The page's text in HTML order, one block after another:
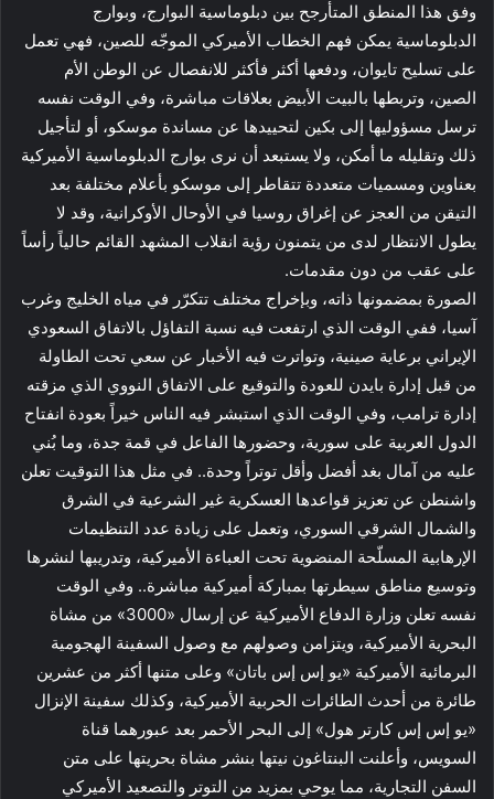
وفق هذا المنطق المتأرجح بين دبلوماسية البوارج، وبوارج
الدبلوماسية يمكن فهم الخطاب الأميركي الموجّه للصين، فهي تعمل
على تسليح تايوان، ودفعها أكثر فأكثر للانفصال عن الوطن الأم
الصين، وتربطها بالبيت الأبيض بعلاقات مباشرة، وفي الوقت نفسه
ترسل مسؤوليها إلى بكين لتحييدها عن مساندة موسكو، أو لتأجيل
ذلك وتقليله ما أمكن، ولا يستبعد أن نرى بوارج الدبلوماسية الأميركية
بعناوين ومسميات متعددة تتقاطر إلى موسكو بأعلام مختلفة بعد
التيقن من العجز عن إغراق روسيا في الأوحال الأوكرانية، وقد لا
يطول الانتظار لدى من يتمنون رؤية انقلاب المشهد القائم حالياً رأساً
على عقب من دون مقدمات.
الصورة بمضمونها ذاته، وبإخراج مختلف تتكرّر في مياه الخليج وغرب
آسيا، ففي الوقت الذي ارتفعت فيه نسبة التفاؤل بالاتفاق السعودي
الإيراني برعاية صينية، وتواترت فيه الأخبار عن سعي تحت الطاولة
من قبل إدارة بايدن للعودة والتوقيع على الاتفاق النووي الذي مزقته
إدارة ترامب، وفي الوقت الذي استبشر فيه الناس خيراً بعودة انفتاح
الدول العربية على سورية، وحضورها الفاعل في قمة جدة، وما بُني
عليه من آمال بغد أفضل وأقل توتراً وحدة.. في مثل هذا التوقيت تعلن
واشنطن عن تعزيز قواعدها العسكرية غير الشرعية في الشرق
والشمال الشرقي السوري، وتعمل على زيادة عدد التنظيمات
الإرهابية المسلّحة المنضوية تحت العباءة الأميركية، وتدريبها لنشرها
وتوسيع مناطق سيطرتها بمباركة أميركية مباشرة.. وفي الوقت
نفسه تعلن وزارة الدفاع الأميركية عن إرسال «3000» من مشاة
البحرية الأميركية، ويتزامن وصولهم مع وصول السفينة الهجومية
البرمائية الأميركية «يو إس إس باتان» وعلى متنها أكثر من عشرين
طائرة من أحدث الطائرات الحربية الأميركية، وكذلك سفينة الإنزال
«يو إس إس كارتر هول» إلى البحر الأحمر بعد عبورهما قناة
السويس، وأعلنت البنتاغون نيتها بنشر مشاة بحريتها على متن
السفن التجارية، مما يوحي بمزيد من التوتر والتصعيد الأميركي